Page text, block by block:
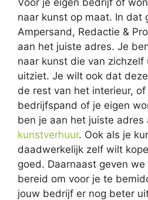
naar kunst op maat. In dat
Ampersand, Redactie &
aan het juiste adres. Je
naar kunst die van zichzelf
uitziet. Je wilt ook dat
de rest van het interieur,
bedrijfspand of je eigen
ben je aan het juiste adres
kunstverhuur. Ook als je
daadwerkelijk zelf wilt
goed. Daarnaast geven
bereid om voor je te
jouw bedrijf er nog beter